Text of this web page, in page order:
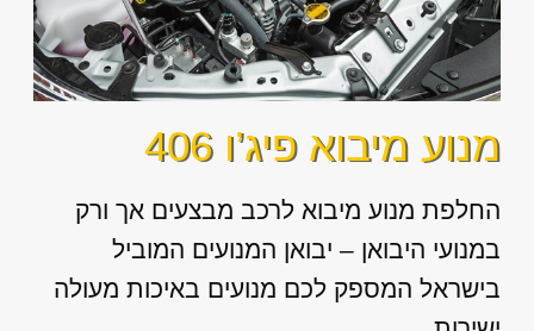
מנוע מיבוא פיג’ו 406
החלפת מנוע מיבוא לרכב מבצעים אך ורק
במנועי היבואן – יבואן המנועים המוביל
בישראל המספק לכם מנועים באיכות מעולה